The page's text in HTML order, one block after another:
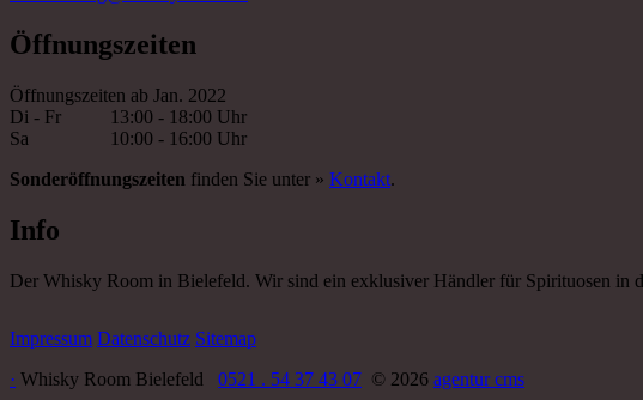
Öffnungszeiten
Öffnungszeiten ab Jan. 2022
Di - Fr
13:00 - 18:00 Uhr
Sa
10:00 - 16:00 Uhr
Sonderöffnungszeiten finden Sie unter » Kontakt.
Info
Der Whisky Room in Bielefeld. Wir sind ein exklusiver Händler für Spirituosen in
Impressum Datenschutz Sitemap
· Whisky Room Bielefeld 0521 . 54 37 43 07 © 2026 agentur cms